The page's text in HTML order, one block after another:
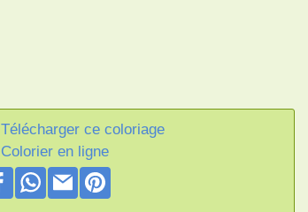
Télécharger ce coloriage
Colorier en ligne